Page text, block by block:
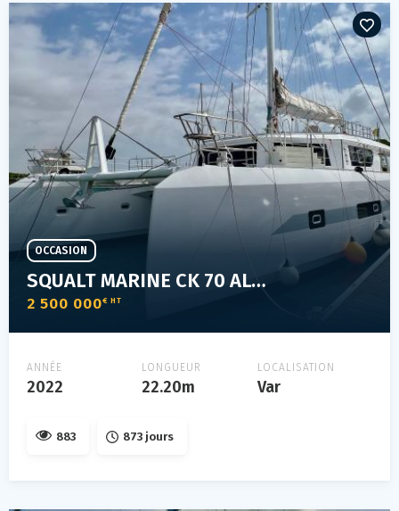
SQUALT MARINE CK 70 ALUMINIUM
2 500 000€ HT
OCCASION
ANNÉE
2022
LONGUEUR
22.20m
LOCALISATION
Var
883 873 jours